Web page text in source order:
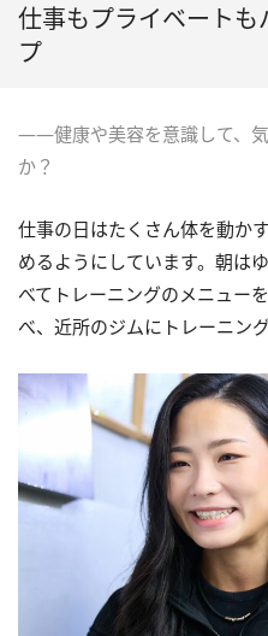
仕事もプライベートも
プ
――健康や美容を意識して、
か？
仕事の日はたくさん体を動か
めるようにしています。朝は
べてトレーニングのメニュー
べ、近所のジムにトレーニン